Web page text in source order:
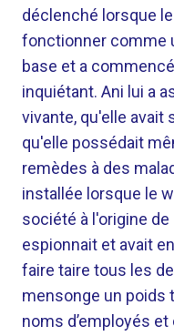
déclenché lorsque
fonctionner comme
base et a
inquiétant. Ani lui a
vivante, qu'elle avait
qu'elle possédait
remèdes à des
installée lorsque le
société à l'origine
espionnait et avait
faire taire tous les
mensonge un poids
noms d’employés